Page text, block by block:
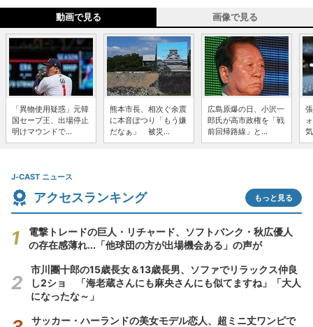
動画で見る 画像で見る
「異物使用疑惑」元韓
国セーブ王、出場停止
明けマウンドで...
熊本市長、相次ぐ余震
に本音ぽつり「もう嫌
だなぁ」 被災...
広島原爆の日、小沢一
郎氏が高市政権を「戦
前回帰路線」と...
J-CAST ニュース
アクセスランキング もっと見る
電撃トレードの巨人・リチャード、ソフトバンク・秋広優人
の存在感薄れ...「他球団の方が出場機会ある」の声が
市川團十郎の15歳長女＆13歳長男、ソファでリラックス仲良
し2ショ 「海老蔵さんにも麻央さんにも似てますね」「大人
になったな～」
サッカー・ハーランドの美女モデル恋人、超ミニ丈ワンピで